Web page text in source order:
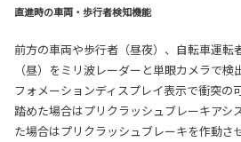
直進時の車両・歩行者検知機能
前方の車両や歩行者（昼夜）、自転車運転
（昼）をミリ波レーダーと単眼カメラで
フォメーションディスプレイ表示で衝突の
踏めた場合はプリクラッシュブレーキアシ
た場合はプリクラッシュブレーキを作動さ